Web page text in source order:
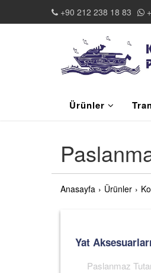
+90 212 238 18 83
Ürünler
Anasayfa Ürünler
Yat Aksesuarları
Paslanmaz